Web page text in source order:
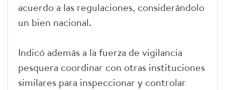
acuerdo a las regulaciones, considerándolo
un bien nacional.
Indicó además a la fuerza de vigilancia
pesquera coordinar con otras instituciones
similares para inspeccionar y controlar